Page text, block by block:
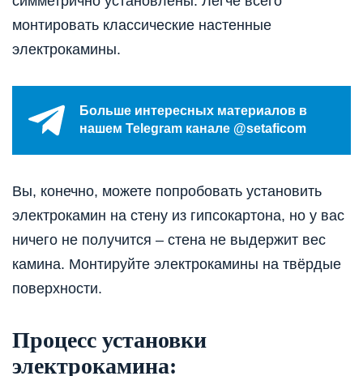
монтировать классические настенные
электрокамины.
Больше интересных материалов в
нашем Telegram канале @setaficom
Вы, конечно, можете попробовать установить
электрокамин на стену из гипсокартона, но у вас
ничего не получится – стена не выдержит вес
камина. Монтируйте электрокамины на твёрдые
поверхности.
Процесс установки
электрокамина: